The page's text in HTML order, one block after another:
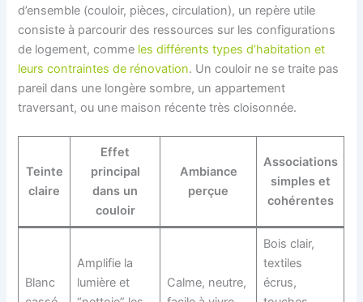
d’ensemble (couloir, pièces, circulation), un repère utile
consiste à parcourir des ressources sur les configurations
de logement, comme les différents types d’habitation et
leurs contraintes de rénovation. Un couloir ne se traite pas
pareil dans une longère sombre, un appartement
traversant, ou une maison récente très cloisonnée.
Teinte
claire
Effet
principal
dans un
couloir
Ambiance
perçue
Associations
simples et
cohérentes
Blanc
Amplifie la
lumière et
Calme, neutre,
Bois clair,
textiles
écrus,